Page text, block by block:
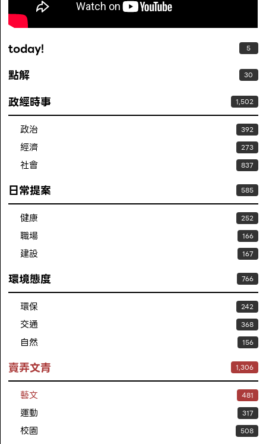
today! 5
點解 30
政經時事 1,502
政治 392
經濟 273
社會 837
日常提案 585
健康 252
職場 166
建設 167
環境態度 766
環保 242
交通 368
自然 156
賣弄文青 1,306
藝文 481
運動 317
校園 508